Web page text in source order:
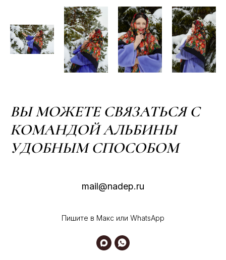
ВЫ МОЖЕТЕ СВЯЗАТЬСЯ С
КОМАНДОЙ АЛЬБИНЫ
УДОБНЫМ СПОСОБОМ
mail@nadep.ru
Пишите в Макс или WhatsApp